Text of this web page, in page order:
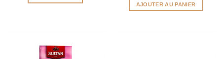
AJOUTER AU PANIER